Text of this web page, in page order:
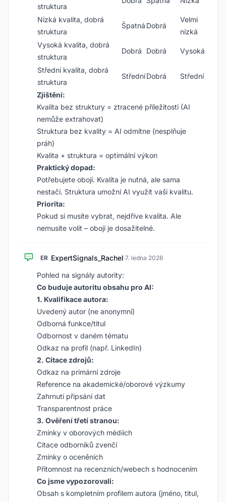
struktura
Nízká kvalita, dobrá
struktura
Špatná Dobrá
Velmi
nízká
Vysoká kvalita, dobrá
struktura
Dobrá Dobrá Vysoká
Střední kvalita, dobrá
struktura
StředníDobrá Střední
Zjištění:
Kvalita bez struktury = ztracené příležitosti (AI
nemůže extrahovat)
Struktura bez kvality = AI odmítne (nesplňuje
práh)
Kvalita + struktura = optimální výkon
Praktický dopad:
Potřebujete obojí. Kvalita je nutná, ale sama
nestačí. Struktura umožní AI využít vaši kvalitu.
Priorita:
Pokud si musíte vybrat, nejdříve kvalita. Ale
nemusíte volit – obojí je dosažitelné.
ER ExpertSignals_Rachel·7. ledna 2026
Pohled na signály autority:
Co buduje autoritu obsahu pro AI:
1. Kvalifikace autora:
Uvedený autor (ne anonymní)
Odborná funkce/titul
Odbornost v daném tématu
Odkaz na profil (např. LinkedIn)
2. Citace zdrojů:
Odkaz na primární zdroje
Reference na akademické/oborové výzkumy
Zahrnutí připsání dat
Transparentnost práce
3. Ověření třetí stranou:
Zmínky v oborových médiích
Citace odborníků zvenčí
Zmínky o oceněních
Přítomnost na recenzních/webech s hodnocením
Co jsme vypozorovali:
Obsah s kompletním profilem autora (jméno, titul,